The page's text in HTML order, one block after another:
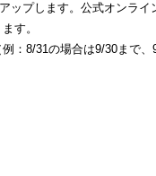
ップします。公式オンラ
す。
8/31の場合は9/30まで、